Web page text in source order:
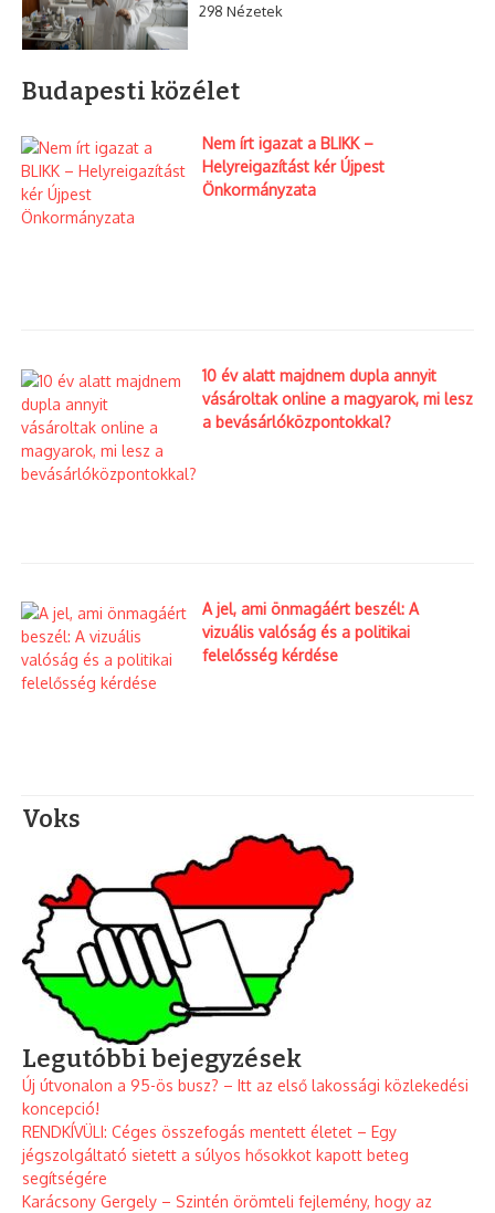
298 Nézetek
Budapesti közélet
Nem írt igazat a BLIKK –
Helyreigazítást kér Újpest
Önkormányzata
10 év alatt majdnem dupla annyit
vásároltak online a magyarok, mi lesz
a bevásárlóközpontokkal?
A jel, ami önmagáért beszél: A
vizuális valóság és a politikai
felelősség kérdése
Voks
Legutóbbi bejegyzések
Új útvonalon a 95-ös busz? – Itt az első lakossági közlekedési
koncepció!
RENDKÍVÜLI: Céges összefogás mentett életet – Egy
jégszolgáltató sietett a súlyos hősokkot kapott beteg
segítségére
Karácsony Gergely – Szintén örömteli fejlemény, hogy az